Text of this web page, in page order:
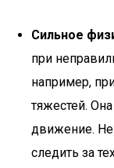
Сильное
при
например,
тяжестей.
движение. Не
следить за